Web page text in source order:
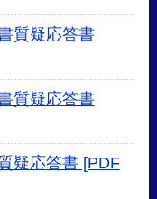
質疑応答書
質疑応答書
疑応答書 [PDF